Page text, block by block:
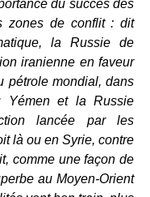
du succès des
zones de conflit : dit
la Russie de
iranienne en faveur
pétrole mondial, dans
Yémen et la Russie
lancée par les
là ou en Syrie, contre
comme une façon de
au Moyen-Orient